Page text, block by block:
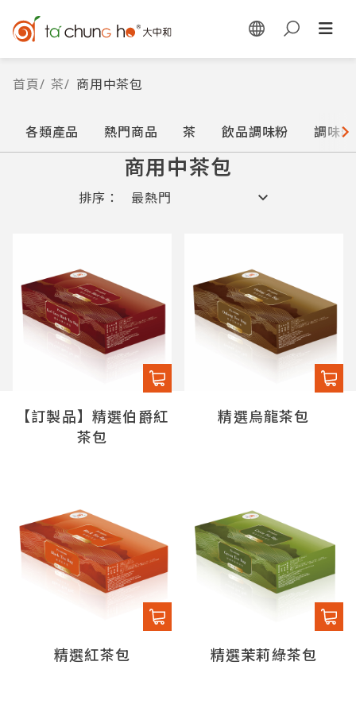
首頁/ 茶/ 商用中茶包
各類產品 熱門商品 茶 飲品調味粉 調味
商用中茶包
排序：
【訂製品】精選伯爵紅
茶包
精選烏龍茶包
精選紅茶包 精選茉莉綠茶包